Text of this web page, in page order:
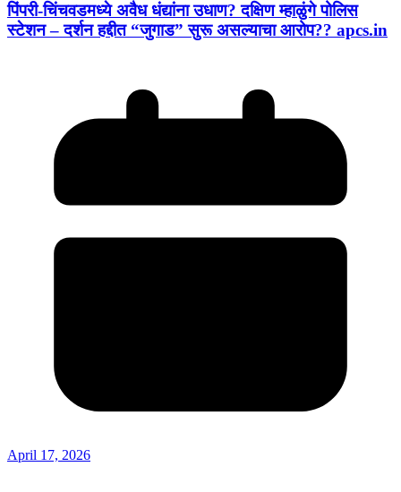
पिंपरी-चिंचवडमध्ये अवैध धंद्यांना उधाण? दक्षिण म्हाळुंगे पोलिस
स्टेशन – दर्शन हद्दीत “जुगाड” सुरू असल्याचा आरोप?? apcs.in
April 17, 2026